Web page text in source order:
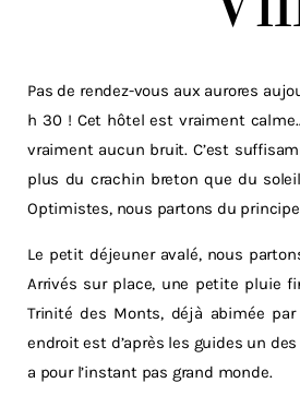
Pas de rendez-vous aux aurores
h 30 ! Cet hôtel est vraiment
vraiment aucun bruit. C’est
plus du crachin breton que du
Optimistes, nous partons du
Le petit déjeuner avalé, nous
Arrivés sur place, une petite pluie
Trinité des Monts, déjà abimée par
endroit est d’après les guides un
a pour l’instant pas grand monde.